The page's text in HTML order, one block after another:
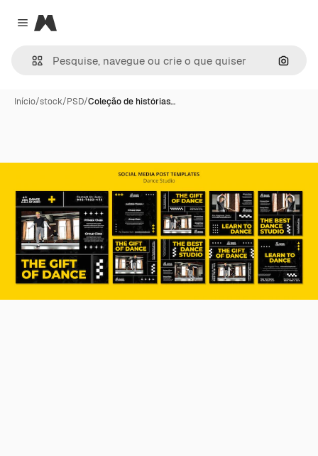
Close menu
Magnific
Início/stock/PSD/Coleção de histórias…